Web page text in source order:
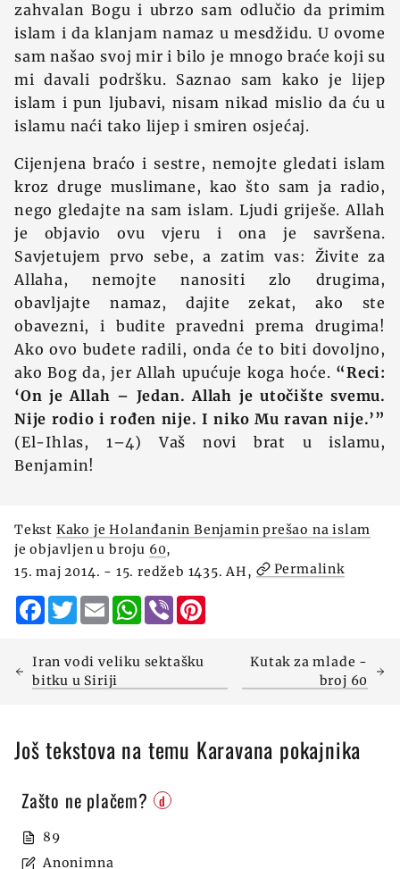
zahvalan Bogu i ubrzo sam odlučio da primim
islam i da klanjam namaz u mesdžidu. U ovome
sam našao svoj mir i bilo je mnogo braće koji su
mi davali podršku. Saznao sam kako je lijep
islam i pun ljubavi, nisam nikad mislio da ću u
islamu naći tako lijep i smiren osjećaj.
Cijenjena braćo i sestre, nemojte gledati islam
kroz druge muslimane, kao što sam ja radio,
nego gledajte na sam islam. Ljudi griješe. Allah
je objavio ovu vjeru i ona je savršena.
Savjetujem prvo sebe, a zatim vas: Živite za
Allaha, nemojte nanositi zlo drugima,
obavljajte namaz, dajite zekat, ako ste
obavezni, i budite pravedni prema drugima!
Ako ovo budete radili, onda će to biti dovoljno,
ako Bog da, jer Allah upućuje koga hoće. “Reci:
‘On je Allah – Jedan. Allah je utočište svemu.
Nije rodio i rođen nije. I niko Mu ravan nije.’”
(El-Ihlas, 1–4) Vaš novi brat u islamu,
Benjamin!
Tekst Kako je Holanđanin Benjamin prešao na islam
je objavljen u broju 60,
15. maj 2014. - 15. redžeb 1435. AH,
Permalink
Facebook
TwitterEmailWhatsApp
Viber
Iran vodi veliku sektašku
bitku u Siriji
Kutak za mlade -
broj 60
Još tekstova na temu Karavana pokajnika
Zašto ne plačem? d
89
Anonimna